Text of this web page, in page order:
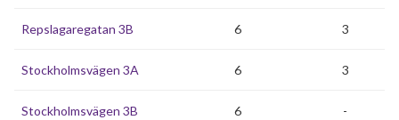
Repslagaregatan 3B 6 3
Stockholmsvägen 3A 6 3
Stockholmsvägen 3B 6 -